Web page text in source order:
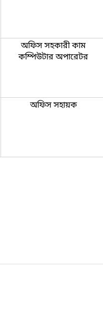
অফিস সহকারী কাম
কম্পিউটার অপারেটর
অফিস সহায়ক